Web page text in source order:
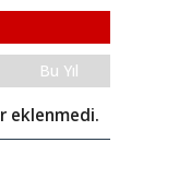
Bu Yıl
eklenmedi.